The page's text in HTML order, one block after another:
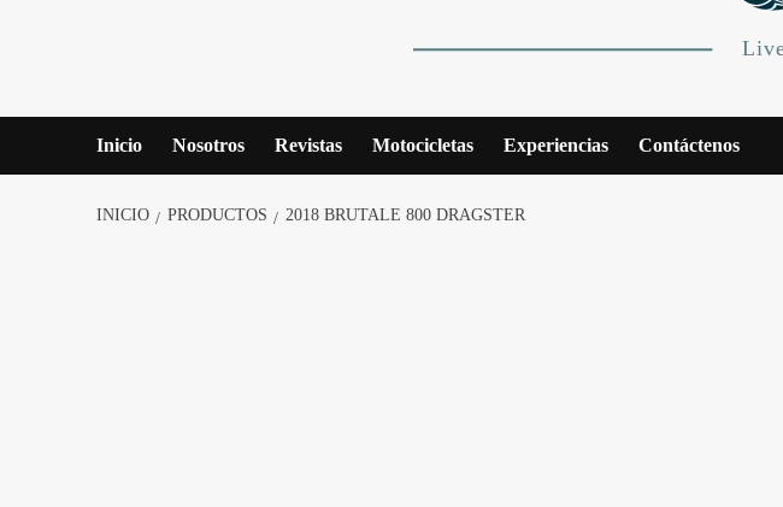
Inicio Nosotros Revistas Motocicletas Experiencias Contáctenos
INICIO PRODUCTOS 2018 BRUTALE 800 DRAGSTER